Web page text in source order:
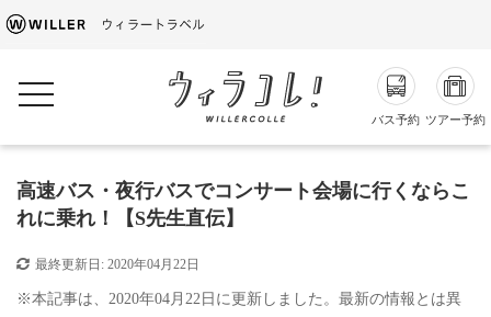
バス予約 ツアー予約
toggle navigation
高速バス・夜行バスでコンサート会場に行くならこ
れに乗れ！【S先生直伝】
最終更新日: 2020年04月22日
※本記事は、2020年04月22日に更新しました。最新の情報とは異